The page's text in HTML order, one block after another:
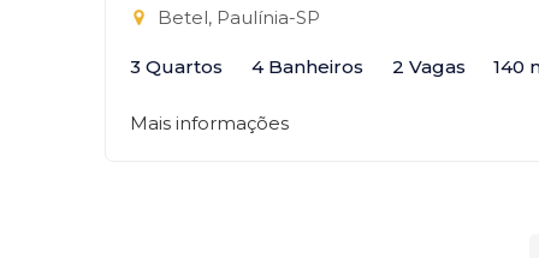
Betel, Paulínia-SP
3 Quartos 4 Banheiros 2 Vagas 140
Mais informações